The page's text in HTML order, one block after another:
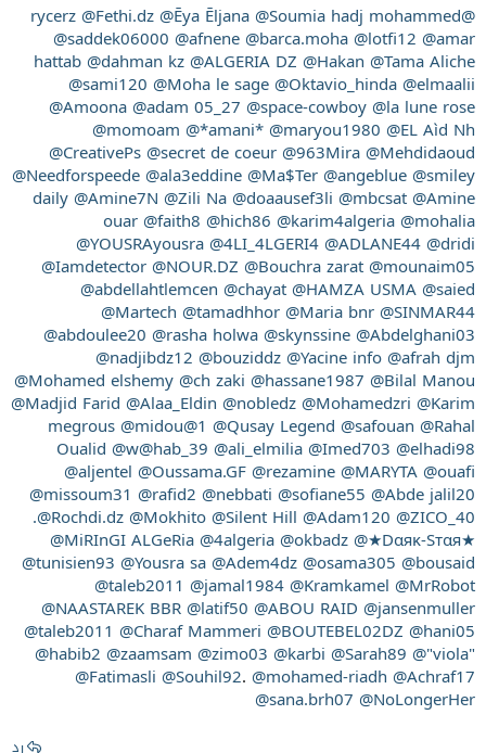
@rycerz
@Fethi.dz @Ēya Ēljana @Soumia hadj mohammed
@saddek06000 @afnene @barca.moha @lotfi12 @amar
hattab @dahman kz @ALGERIA DZ @Hakan @Tama Aliche
@sami120 @Moha le sage @Oktavio_hinda @elmaalii
@Amoona @adam 05_27 @space-cowboy @la lune rose
@momoam @*amani* @maryou1980 @EL Aìd Nh
@CreativePs @secret de coeur @963Mira @Mehdidaoud
@Needforspeede @ala3eddine @Ma$Ter @angeblue @smiley
daily @Amine7N @Zili Na @doaausef3li @mbcsat @Amine
ouar @faith8 @hich86 @karim4algeria @mohalia
@YOUSRAyousra @4LI_4LGERI4 @ADLANE44 @dridi
@Iamdetector @NOUR.DZ @Bouchra zarat @mounaim05
@abdellahtlemcen @chayat @HAMZA USMA @saied
@Martech @tamadhhor @Maria bnr @SINMAR44
@abdoulee20 @rasha holwa @skynssine @Abdelghani03
@nadjibdz12 @bouziddz @Yacine info @afrah djm
@Mohamed elshemy @ch zaki @hassane1987 @Bilal Manou
@Madjid Farid @Alaa_Eldin @nobledz @Mohamedzri @Karim
megrous @midou@1 @Qusay Legend @safouan @Rahal
Oualid @w@hab_39 @ali_elmilia @Imed703 @elhadi98
@aljentel @Oussama.GF @rezamine @MARYTA @ouafi
@missoum31 @rafid2 @nebbati @sofiane55 @Abde jalil20
.@Rochdi.dz @Mokhito @Silent Hill @Adam120 @ZICO_40
@MiRInGI ALGeRia @4algeria @okbadz @★Dαяĸ-Sтαя★
@tunisien93 @Yousra sa @Adem4dz @osama305 @bousaid
@taleb2011 @jamal1984 @Kramkamel @MrRobot
@NAASTAREK BBR @latif50 @ABOU RAID @jansenmuller
@taleb2011 @Charaf Mammeri @BOUTEBEL02DZ @hani05
@habib2 @zaamsam @zimo03 @karbi @Sarah89 @"viola"
@Fatimasli @Souhil92. @mohamed-riadh @Achraf17
@sana.brh07 @NoLongerHer
رد